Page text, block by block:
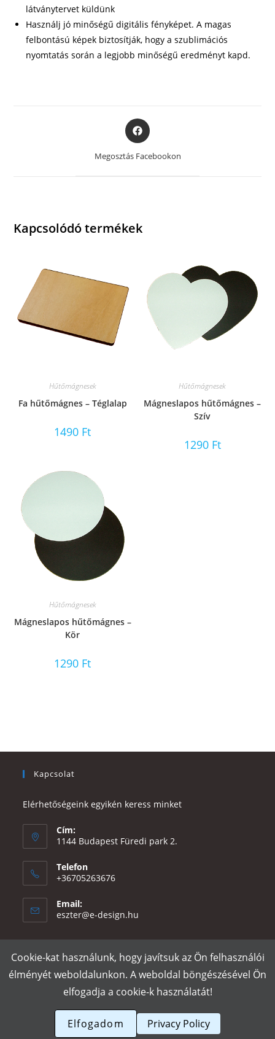
látványtervet küldünk
Használj jó minőségű digitális fényképet. A magas
felbontású képek biztosítják, hogy a szublimációs
nyomtatás során a legjobb minőségű eredményt kapd.
Opens
in
new
Megosztás Facebookon
Kapcsolódó termékek
Hűtőmágnesek
Fa hűtőmágnes – Téglalap
1490 Ft
Hűtőmágnesek
Mágneslapos hűtőmágnes –
Szív
1290 Ft
Hűtőmágnesek
Mágneslapos hűtőmágnes –
Kör
1290 Ft
Kapcsolat
Elérhetőségeink egyikén keress minket
Cím:
1144 Budapest Füredi park 2.
Telefon
+36705263676
Email:
eszter@e-design.hu
Rólunk Szállítás és fizetés Adatvédelmi tájékoztató
ÁSZF
Póló nyomtatás
Cookie-kat használunk, hogy javítsuk az Ön felhasználói
élményét weboldalunkon. A weboldal böngészésével Ön
elfogadja a cookie-k használatát!
Elfogadom Privacy Policy